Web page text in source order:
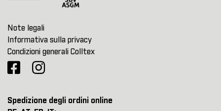
Note legali
Informativa sulla privacy
Condizioni generali Colltex
Spedizione degli ordini online